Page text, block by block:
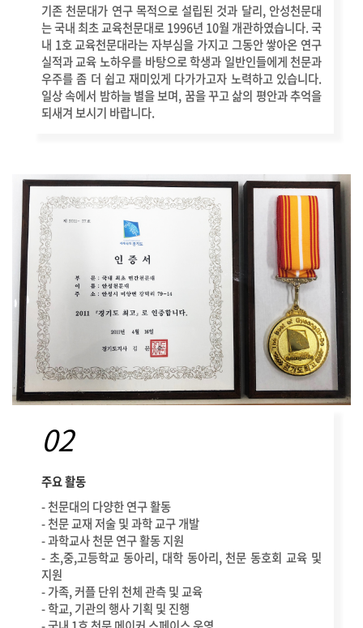
기존 천문대가 연구 목적으로 설립된 것과 달리, 안성천문대
는 국내 최초 교육천문대로 1996년 10월 개관하였습니다. 국
내 1호 교육천문대라는 자부심을 가지고 그동안 쌓아온 연구
실적과 교육 노하우를 바탕으로 학생과 일반인들에게 천문과
우주를 좀 더 쉽고 재미있게 다가가고자 노력하고 있습니다.
일상 속에서 밤하늘 별을 보며, 꿈을 꾸고 삶의 평안과 추억을
되새겨 보시기 바랍니다.
02
주요 활동
- 천문대의 다양한 연구 활동
- 천문 교재 저술 및 과학 교구 개발
- 과학교사 천문 연구 활동 지원
- 초,중,고등학교 동아리, 대학 동아리, 천문 동호회 교육 및
지원
- 가족, 커플 단위 천체 관측 및 교육
- 학교, 기관의 행사 기획 및 진행